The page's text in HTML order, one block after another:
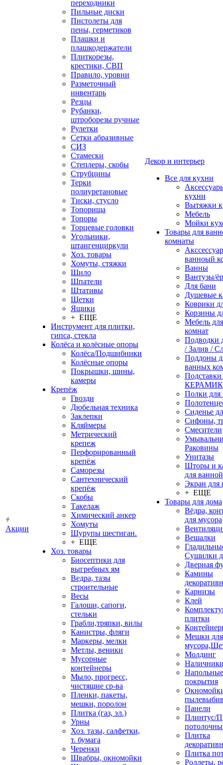
Акции
переходники
Пильные диски
Пистолеты для
пены, герметиков
Плашки и
плашкодержатели
Плиткорезы,
крестики, СВП
Правило, уровни
Разметочный
инвентарь
Резцы
Рубанки,
штроборезы ручные
Рулетки
Сетки абразивные
СИЗ
Стамески
Степлеры, скобы
Струбцины
Терки
полиуретановые
Тиски, стусло
Топорища
Топоры
Торцевые головки
Угольники,
штангенциркули
Хоз. товары
Хомуты, стяжки
Шило
Шпатели
Штативы
Щетки
Ящики
+ ЕЩЕ
Инструмент для плитки,
гипса, стекла
Колёса и колёсные опоры
Колёса/Подшибники
Колёсные опоры
Покрышки, шины,
камеры
Крепёж
Гвозди
Дюбельная техника
Заклепки
Кляймеры
Метрический
крепеж
Перфорированный
крепёж
Саморезы
Сантехнический
крепёж
Скобы
Такелаж
Химический анкер
Хомуты
Шурупы шестиган.
+ ЕЩЕ
Хоз. товары
Биосептики для
выгребных ям
Ведра, тазы
строительные
Весы
Галоши, сапоги,
стельки
Грабли,тряпки, вилы
Канистры, фляги
Маркеры, мелки
Метлы, веники
Мусорные
контейнеры
Мыло, прогресс,
чистящие ср-ва
Пленки, пакеты,
мешки, поролон
Плитка (газ, эл.)
Урны
Хоз. тазы, салфетки,
т. бумага
Черенки
Швабры, окномойки
Декор и интерьер
Все для кухни
кухни
Вытяжки
Мебель
Мойки
Товары для
комнаты
ванноый
Ванны
Вантузы/
Для бани
Душевые
Коврики
Корзины
Мебель
комнат
Подводки
/ Залив /
Поддоны
ванных
Полки для
Сиденье
Сифоны,
Смесители
Раковины
Унитазы
Шторы и
для ванной
Экран для
+ ЕЩЕ
Товары для дома
Вёдра,
для мусора
Вешалки
Сушилки
Дверная
Камины
Карнизы
Клей
плитки
Мешки для
Молдинг
Напольные
покрытия
Панели
Плинтус/
Плитка
Плитка
Роллеты,